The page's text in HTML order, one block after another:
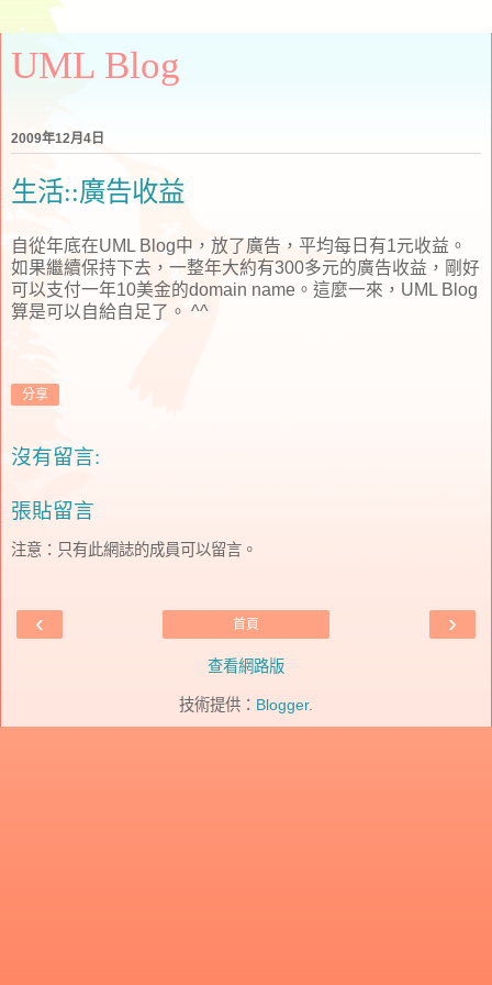
UML Blog
2009年12月4日
生活::廣告收益
自從年底在UML Blog中，放了廣告，平均每日有1元收益。
如果繼續保持下去，一整年大約有300多元的廣告收益，剛好
可以支付一年10美金的domain name。這麼一來，UML Blog
算是可以自給自足了。 ^^
分享
沒有留言:
張貼留言
注意：只有此網誌的成員可以留言。
‹ ›
首頁
查看網路版
技術提供： Blogger.